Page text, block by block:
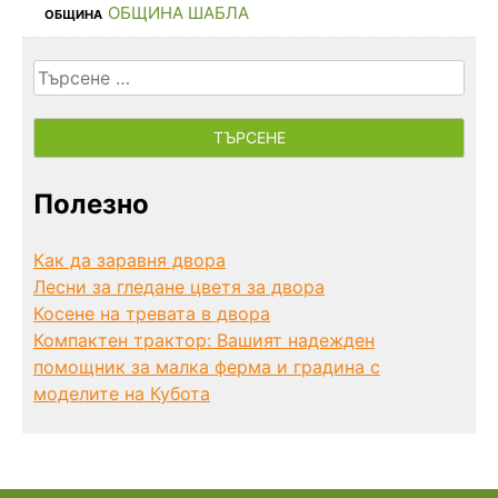
ОБЩИНА ОБЩИНА ШАБЛА
Търсене
за:
Полезно
Как да заравня двора
Лесни за гледане цветя за двора
Косене на тревата в двора
Компактен трактор: Вашият надежден
помощник за малка ферма и градина с
моделите на Кубота